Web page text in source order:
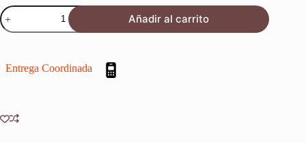
Resorte
Monoshock
Suspension
450
cantidad
Añadir al carrito
Entrega Coordinada